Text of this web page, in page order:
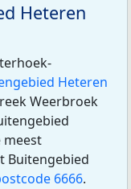
Heteren
Heteren
Weerbroek
meest
Buitengebied
6666.